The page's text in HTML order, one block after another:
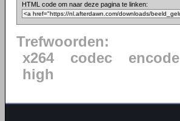
HTML code om naar deze pagina te linken:
Trefwoorden:
x264
codec encode
high